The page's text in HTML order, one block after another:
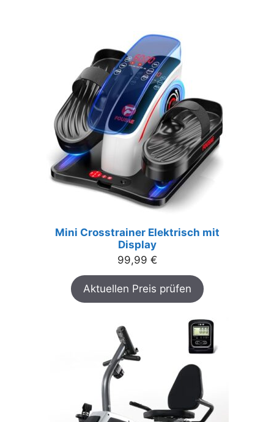
Mini Crosstrainer Elektrisch mit
Display
99,99 €
Aktuellen Preis prüfen